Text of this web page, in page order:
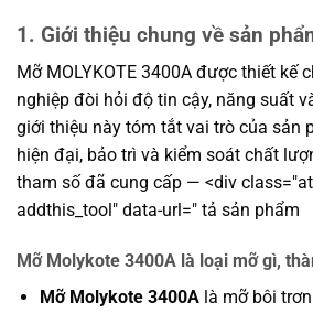
1. Giới thiệu chung về sản
Mỡ MOLYKOTE 3400A được thiết kế
nghiệp đòi hỏi độ tin cậy, năng suất
giới thiệu này tóm tắt vai trò của sản
hiện đại, bảo trì và kiểm soát chất
tham số đã cung cấp — <div
addthis_tool" data-url=" tả sản phẩm
Mỡ Molykote 3400A là loại mỡ gì,
Mỡ Molykote 3400Alà mỡ bôi